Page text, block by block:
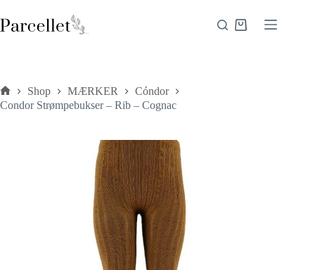
til
indhold
Indkøbskurv
Forside
Shop MÆRKER
Cóndor
Condor Strømpebukser – Rib – Cognac